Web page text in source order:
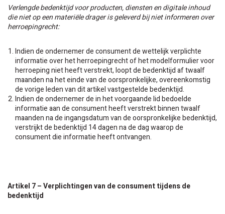
Verlengde bedenktijd voor producten, diensten en digitale inhoud
die niet op een materiële drager is geleverd bij niet informeren over
herroepingrecht:
Indien de ondernemer de consument de wettelijk verplichte
informatie over het herroepingrecht of het modelformulier voor
herroeping niet heeft verstrekt, loopt de bedenktijd af twaalf
maanden na het einde van de oorspronkelijke, overeenkomstig
de vorige leden van dit artikel vastgestelde bedenktijd.
Indien de ondernemer de in het voorgaande lid bedoelde
informatie aan de consument heeft verstrekt binnen twaalf
maanden na de ingangsdatum van de oorspronkelijke bedenktijd,
verstrijkt de bedenktijd 14 dagen na de dag waarop de
consument die informatie heeft ontvangen.
Artikel 7 – Verplichtingen van de consument tijdens de
bedenktijd